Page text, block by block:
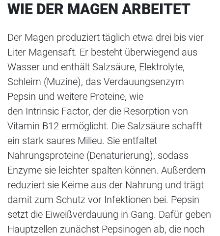
WIE DER MAGEN ARBEITET
Der Magen produziert täglich etwa drei bis vier
Liter Magensaft. Er besteht überwiegend aus
Wasser und enthält Salzsäure, Elektrolyte,
Schleim (Muzine), das Verdauungsenzym
Pepsin und weitere Proteine, wie
den Intrinsic Factor, der die Resorption von
Vitamin B12 ermöglicht. Die Salzsäure schafft
ein stark saures Milieu. Sie entfaltet
Nahrungsproteine (Denaturierung), sodass
Enzyme sie leichter spalten können. Außerdem
reduziert sie Keime aus der Nahrung und trägt
damit zum Schutz vor Infektionen bei. Pepsin
setzt die Eiweißverdauung in Gang. Dafür geben
Hauptzellen zunächst Pepsinogen ab, die noch